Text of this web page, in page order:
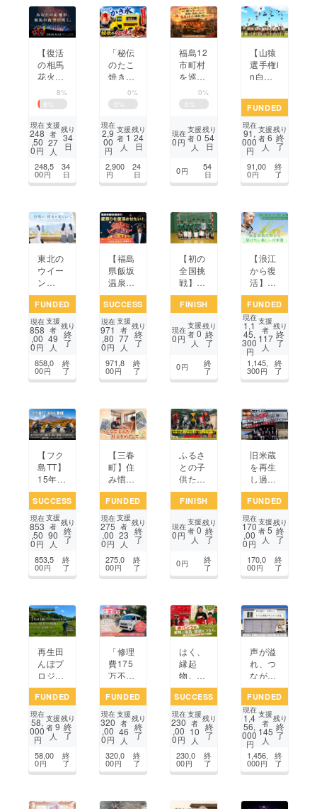
【復活
の相馬
花火】
想いを
つな
ぎ、10
0年続
く新た
な伝統
に始め
よう
8%
8
現在
248
,50
0円
支援
者
27
人
残り
34
日
248,5
00円
34
日
「秘伝
のたこ
焼き」
と「ふ
わふわ
かき
氷」を
同時に
味わえ
チン
カーを
0%
0
現在
2,9
00
円
支援
者1
人
残り
24
日
2,900
円
24
日
福島12
市町村
を巡る
ラーメ
ン屋台
で復活
する福
島県を
支えて
0%
0
現在
0円
支援
者0
人
残り
54
日
0円 54
日
【山猿
選手権i
n白
技場を
1番楽
しい場
所に変
える陸
上イベ
ント
FUNDED
現在
91,
000
円
支援
者6
人
残り
終
了
91,00
0円
終
了
東北の
ウイー
ン
（仮）。
震災か
ら15
年、次
世代の
希望を
映画で
表現。
FUNDED
現在
858
,00
0円
支援
者
49
人
残り
終
了
858,0
00円
終
了
【福島
県飯坂
温泉】
震災と
コロナ
で途絶
えた夏
祭りを
みんな
の絆で
復活さ
SUCCESS
現在
971
,80
0円
支援
者
77
人
残り
終
了
971,8
00円
終
了
【初の
全国挑
戦】郡
山ハン
ドボー
団の
夢、応
くださ
い！
FINISH
現在
0円
支援
者 0
人
残り
終
了
0円 終
了
【浪江
から復
活】15
年の時
を経て
故郷で
醸す。
初心
者・女
性に贈
る革新
FUNDED
現在
1,1
45,
300
円
支援
者
117
人
残り
終
了
1,145,
300円
終
了
【フク
島TT】
15年後
の福島
にライ
ダー集
結！
ツーリ
ング聖
地化プ
ロジェ
SUCCESS
現在
853
,50
0円
支援
者
90
人
残り
終
了
853,5
00円
終
了
【三春
町】住
み慣れ
た地域
で安心
して暮
らし続
けられ
る仕組
みを作
りた
FUNDED
現在
275
,00
0円
支援
者
23
人
残り
終
了
275,0
00円
終
了
ふるさ
との子
供たち
へ！10
0年先
未来を
創る！
FINISH
現在
0円
支援
者0
人
残り
終
了
0円 終
了
旧米蔵
を再生
し過疎
の進む
故郷を
救いた
い！多
世代が
集う交
流拠点
で地域
FUNDED
現在
170
,00
0円
支援
者5
人
残り
終
了
170,0
00円
終
了
再生田
んぼプ
ロジェ
クト：
未来へ
つなぐ
米づく
り挑戦
FUNDED
現在
58,
000
円
支援
者9
人
残り
終
了
58,00
0円
終
了
「修理
費175
万不
足！福
島市の
介護タ
クシー
再生プ
ロジェ
クト」
FUNDED
現在
320
,00
0円
支援
者
46
人
残り
終
了
320,0
00円
終
了
はく、
縁起
物。巣
鴨と福
島・飯
舘をつ
なぐ赤
パンツ
プロ
ジェク
ト
SUCCESS
現在
230
,00
0円
支援
者
10
人
残り
終
了
230,0
00円
終
了
声が溢
れ、つ
なが
り、小
さな挑
戦が巡
る。福
島県田
村市に
YOHA
KU食
FUNDED
現在
1,4
56,
000
円
支援
者
145
人
残り
終
了
1,456,
000円
終
了